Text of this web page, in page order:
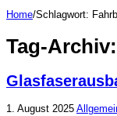
Home/Schlagwort:
Tag-Archiv:
1. August 2025